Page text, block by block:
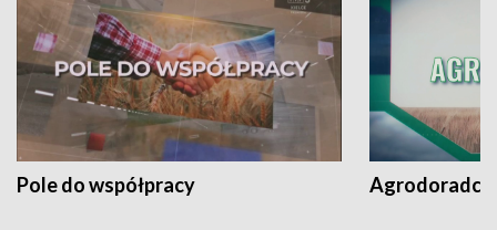
Pole do współpracy Agrodoradcy